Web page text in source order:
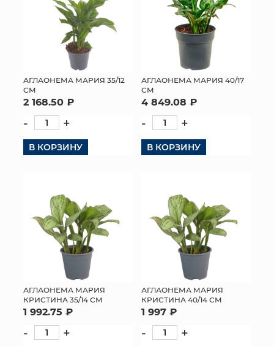
АГЛАОНЕМА МАРИЯ 35/12
СМ
2 168.50 ₽
- +
В КОРЗИНУ
АГЛАОНЕМА МАРИЯ 40/17
СМ
4 849.08 ₽
- +
В КОРЗИНУ
АГЛАОНЕМА МАРИЯ
КРИСТИНА 35/14 СМ
1 992.75 ₽
- +
АГЛАОНЕМА МАРИЯ
КРИСТИНА 40/14 СМ
1 997 ₽
- +